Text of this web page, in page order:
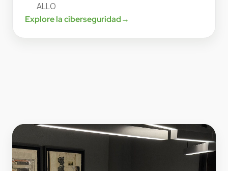
ALLO
Explore la ciberseguridad→